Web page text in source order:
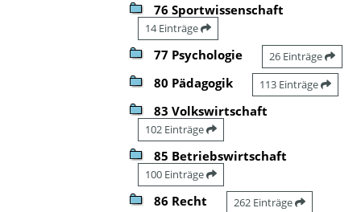
76 Sportwissenschaft
14 Einträge
77 Psychologie 26 Einträge
80 Pädagogik 113 Einträge
83 Volkswirtschaft
102 Einträge
85 Betriebswirtschaft
100 Einträge
86 Recht 262 Einträge